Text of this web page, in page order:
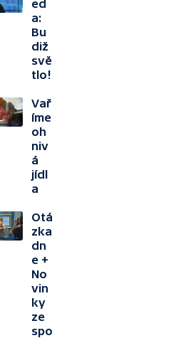
ed
a:
Bu
diž
svě
tlo!
Vař
íme
oh
niv
á
jídl
a
Otá
zka
dn
e +
No
vin
ky
ze
spo